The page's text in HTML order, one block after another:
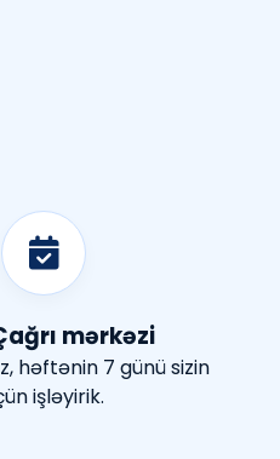
mərkəzi
həftənin 7 günü sizin
işləyirik.